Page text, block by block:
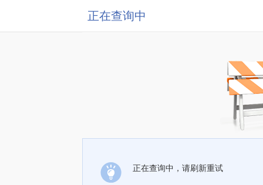
正在查询中
正在查询中，请刷新重试